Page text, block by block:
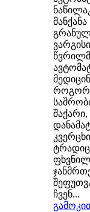
შაქარი,
ჩვენ...